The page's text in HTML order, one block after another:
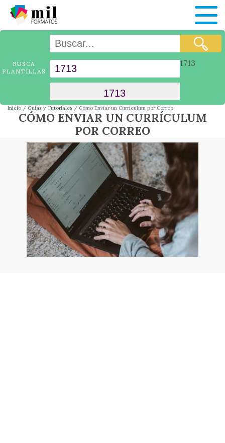
BUSCA
PLANTILLAS
1713
Inicio Guías y Tutoriales Cómo Enviar un Currículum por Correo
CÓMO ENVIAR UN CURRÍCULUM
POR CORREO